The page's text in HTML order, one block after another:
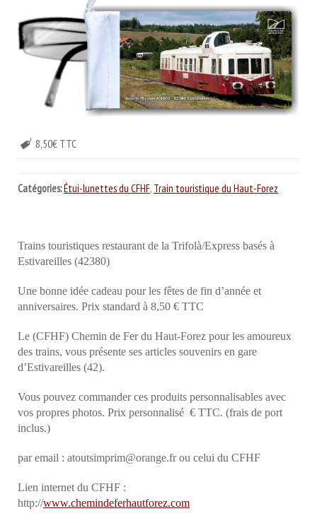
8,50€ TTC
Catégories:Étui-lunettes du CFHF, Train touristique du Haut-Forez
Trains touristiques restaurant de la Trifolà/Express basés à
Estivareilles (42380)
Une bonne idée cadeau pour les fêtes de fin d’année et
anniversaires. Prix standard à 8,50 € TTC
Le (CFHF) Chemin de Fer du Haut-Forez pour les amoureux
des trains, vous présente ses articles souvenirs en gare
d’Estivareilles (42).
Vous pouvez commander ces produits personnalisables avec
vos propres photos. Prix personnalisé € TTC. (frais de port
inclus.)
par email : atoutsimprim@orange.fr ou celui du CFHF
Lien internet du CFHF :
http://www.chemindeferhautforez.com